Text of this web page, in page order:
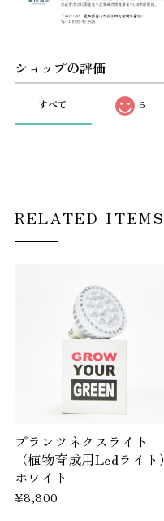
ショップの評価
すべて 6
RELATED ITEMS
プランツネクスライト
（植物育成用Ledライト）
ホワイト
¥8,800